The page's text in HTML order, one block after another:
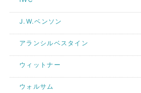
J.W.ベンソン
アランシルベスタイン
ウィットナー
ウォルサム